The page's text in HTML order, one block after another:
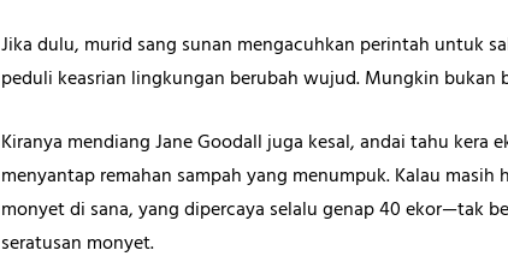
Jika dulu, murid sang sunan mengacuhkan perintah untuk
peduli keasrian lingkungan berubah wujud. Mungkin
Kiranya mendiang Jane Goodall juga kesal, andai tahu kera
menyantap remahan sampah yang menumpuk. Kalau
monyet di sana, yang dipercaya selalu genap 40 ekor—tak
seratusan monyet.